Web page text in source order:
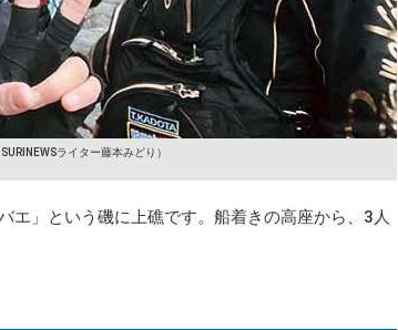
ライター藤本みどり）
エ」という磯に上礁です。船着きの高座から、3人